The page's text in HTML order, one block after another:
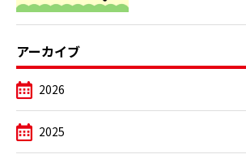
アーカイブ
2026
2025